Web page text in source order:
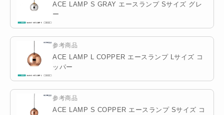
ACE LAMP S GRAY エースランプ Sサイズ グレ
ー
参考商品
ACE LAMP L COPPER エースランプ Lサイズ コ
ッパー
参考商品
ACE LAMP S COPPER エースランプ Sサイズ コ